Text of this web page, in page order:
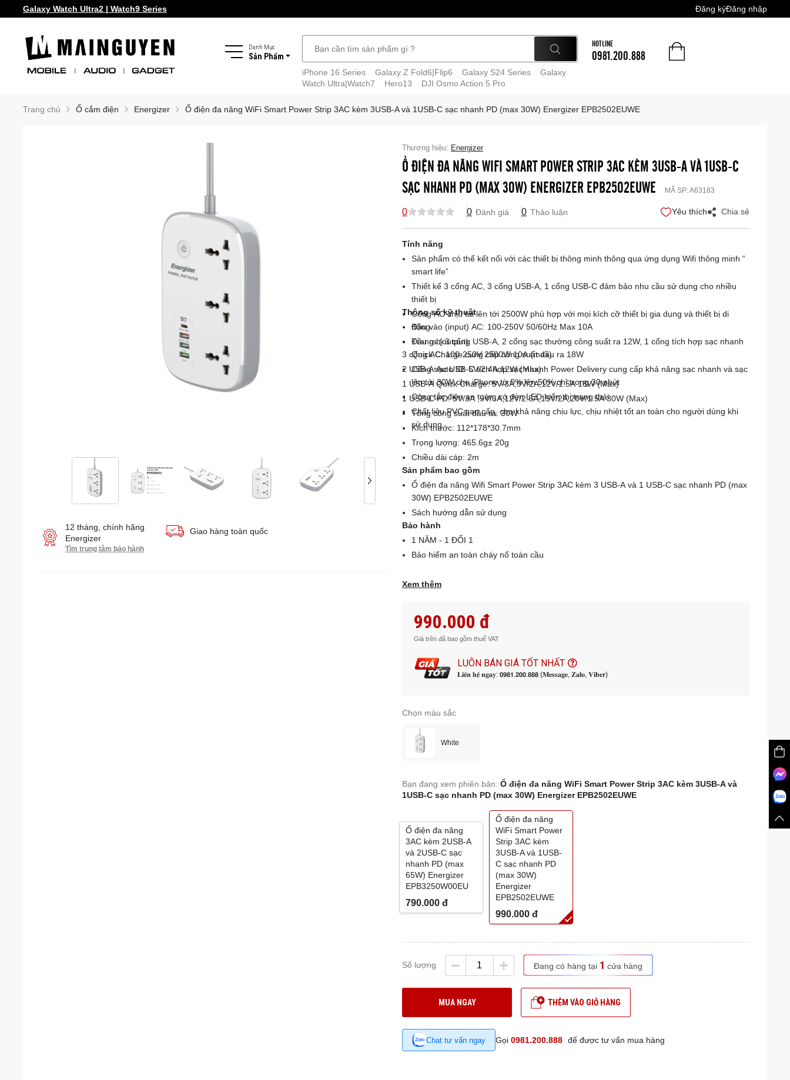
Galaxy Watch Ultra2 | Watch9 Series Đăng kýĐăng nhập
Danh Mục
Sản Phẩm
iPhone 16 Series
Galaxy Z Fold6|Flip6 Galaxy S24 Series
Galaxy
Watch Ultra|Watch7
Hero13 DJI Osmo Action 5 Pro
HOTLINE
0981.200.888
Trang chủ Ổ cắm điện Energizer Ổ điện đa năng WiFi Smart Power Strip 3AC kèm 3USB-A và 1USB-C sạc nhanh PD (max 30W) Energizer EPB2502EUWE
12 tháng, chính hãng
Energizer
Tìm trung tâm bảo hành
Giao hàng toàn quốc
Thương hiệu: Energizer
Ổ ĐIỆN ĐA NĂNG WIFI SMART POWER STRIP 3AC KÈM 3USB-A VÀ 1USB-C
SẠC NHANH PD (MAX 30W) ENERGIZER EPB2502EUWE
MÃ SP:A63183
0 0 Đánh giá 0 Thảo luận Yêu thích Chia sẻ
Tính năng
Sản phẩm có thể kết nối với các thiết bị thông minh thông qua ứng dụng Wifi thông minh “
smart life”
Thiết kế 3 cổng AC, 3 cổng USB-A, 1 cổng USB-C đảm bảo nhu cầu sử dụng cho nhiều
thiết bị
Cổng AC chịu tải lên tới 2500W phù hợp với mọi kích cỡ thiết bị gia dụng và thiết bị di
động
Trang bị 3 cổng USB-A, 2 cổng sạc thường công suất ra 12W, 1 cổng tích hợp sạc nhanh
Quick Charge cung cấp công suất đầu ra 18W
Cổng sạc USB-C tích hợp sạc nhanh Power Delivery cung cấp khả năng sạc nhanh và sạc
lên tới 30W cho iPhone từ 0% lên 50% chỉ trong 30 phút
Công tắc điện an toàn, có đèn LED hiển thị trạng thái
Chất liệu PVC cao cấp, cho khả năng chịu lực, chịu nhiệt tốt an toàn cho người dùng khi
sử dụng
Thông số kỹ thuật
Đầu vào (input) AC: 100-250V 50/60Hz Max 10A
Đầu ra (output):
3 cổng AC: 100-250V 2500W 10A (max)
2 USB-A Auto ID: 5V/2.4A 12W (Max)
1 USB-A Quick Charge: 5V/3A,9V/2A,12V/1.5A 18W (Max)
1 USB-C PD: 5V/3A ,9V/3A,12V/2.5A,15V/2A,20V/1.5A 30W (Max)
Tổng công suất đầu ra: 30W
Kích thước: 112*178*30.7mm
Trọng lượng: 465.6g± 20g
Chiều dài cáp: 2m
Sản phẩm bao gồm
Ổ điện đa năng Wifi Smart Power Strip 3AC kèm 3 USB-A và 1 USB-C sạc nhanh PD (max
30W) EPB2502EUWE
Sách hướng dẫn sử dụng
Bảo hành
1 NĂM - 1 ĐỔI 1
Bảo hiểm an toàn cháy nổ toàn cầu
Xem thêm
990.000 đ
Giá trên đã bao gồm thuế VAT
LUÔN BÁN GIÁ TỐT NHẤT
𝐋𝐢𝐞̂𝐧 𝐡𝐞̣̂ 𝐧𝐠𝐚𝐲: 𝟬𝟵𝟴𝟭.𝟮𝟬𝟬.𝟴𝟴𝟴 (𝐌𝐞𝐬𝐬𝐚𝐠𝐞, 𝐙𝐚𝐥𝐨, 𝐕𝐢𝐛𝐞𝐫)
Chọn màu sắc
White
Bạn đang xem phiên bản: Ổ điện đa năng WiFi Smart Power Strip 3AC kèm 3USB-A và
1USB-C sạc nhanh PD (max 30W) Energizer EPB2502EUWE
Ổ điện đa năng
3AC kèm 2USB-A
và 2USB-C sạc
nhanh PD (max
65W) Energizer
EPB3250W00EU
790.000đ
Ổ điện đa năng
WiFi Smart Power
Strip 3AC kèm
3USB-A và 1USB-
C sạc nhanh PD
(max 30W)
Energizer
EPB2502EUWE
990.000đ
Số lượng Đang có hàng tại 1 cửa hàng
MUA NGAY THÊM VÀO GIỎ HÀNG
Chat tư vấn ngay Gọi 0981.200.888 để được tư vấn mua hàng